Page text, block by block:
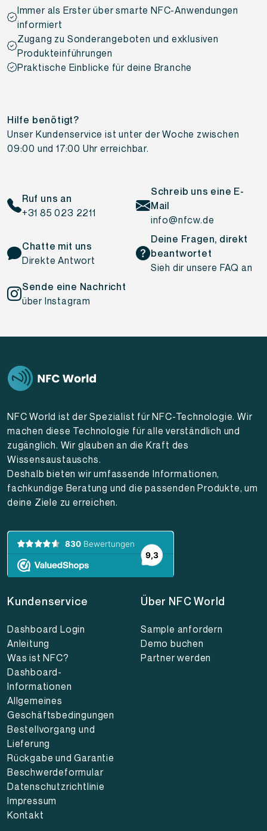
Immer als Erster über smarte NFC-Anwendungen
informiert
Zugang zu Sonderangeboten und exklusiven
Produkteinführungen
Praktische Einblicke für deine Branche
Hilfe benötigt?
Unser Kundenservice ist unter der Woche zwischen
09:00 und 17:00 Uhr erreichbar.
Ruf uns an
+31 85 023 2211
Schreib uns eine E-
Mail
info@nfcw.de
Chatte mit uns
Direkte Antwort
Deine Fragen, direkt
beantwortet
Sieh dir unsere FAQ an
Sende eine Nachricht
über Instagram
NFC World ist der Spezialist für NFC-Technologie. Wir
machen diese Technologie für alle verständlich und
zugänglich. Wir glauben an die Kraft des
Wissensaustauschs.
Deshalb bieten wir umfassende Informationen,
fachkundige Beratung und die passenden Produkte, um
deine Ziele zu erreichen.
Kundenservice
Dashboard Login
Anleitung
Was ist NFC?
Dashboard-
Informationen
Allgemeines
Geschäftsbedingungen
Bestellvorgang und
Lieferung
Rückgabe und Garantie
Beschwerdeformular
Datenschutzrichtlinie
Impressum
Kontakt
Über NFC World
Sample anfordern
Demo buchen
Partner werden